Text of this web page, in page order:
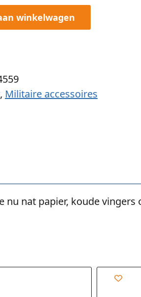
winkelwagen
, Militaire accessoires
nu nat papier, koude